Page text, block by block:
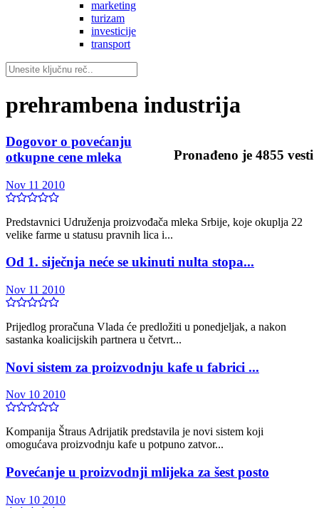
marketing
turizam
investicije
transport
prehrambena industrija
Pronađeno je 4855 vesti
Dogovor o povećanju
otkupne cene mleka
Nov 11 2010
Predstavnici Udruženja proizvođača mleka Srbije, koje okuplja 22
velike farme u statusu pravnih lica i...
Od 1. siječnja neće se ukinuti nulta stopa...
Nov 11 2010
Prijedlog proračuna Vlada će predložiti u ponedjeljak, a nakon
sastanka koalicijskih partnera u četvrt...
Novi sistem za proizvodnju kafe u fabrici ...
Nov 10 2010
Kompanija Štraus Adrijatik predstavila je novi sistem koji
omogućava proizvodnju kafe u potpuno zatvor...
Povećanje u proizvodnji mlijeka za šest posto
Nov 10 2010